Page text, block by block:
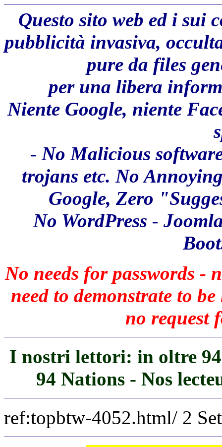
Questo sito web ed i sui
pubblicità invasiva,
pure da files
per una libera
Niente Google, niente
- No Malicious
trojans etc. No
Google, Zero
No WordPress -
No needs for passwords -
need to demonstrate to
no request
I nostri lettori: in oltre
94 Nations - Nos
ref:topbtw-4052.html/ 2